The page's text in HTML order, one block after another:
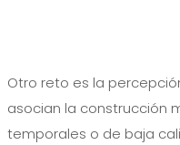
Otro reto es la
asocian la construcción
temporales o de baja